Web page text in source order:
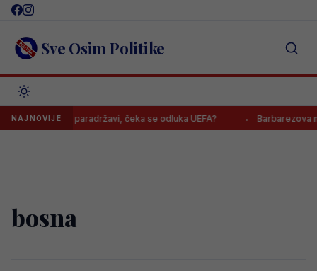
Skip
content Sve Osim Politike
NAJNOVIJE
nepriznatoj paradržavi, čeka se odluka UEFA? Barbarezova
bosna